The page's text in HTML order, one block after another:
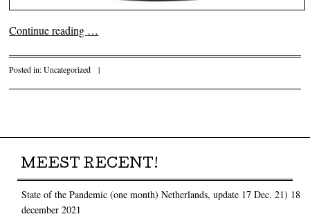
Continue reading …
Posted in:Uncategorized |
MEEST RECENT!
State of the Pandemic (one month) Netherlands, update 17 Dec. 21) 18
december 2021